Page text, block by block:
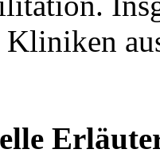
Kliniken